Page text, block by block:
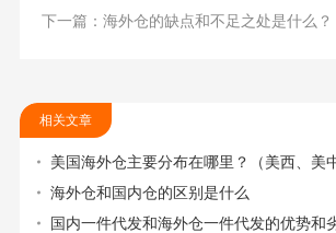
下一篇：海外仓的缺点和不足之处是什么？
相关文章
美国海外仓主要分布在哪里？（美西、美
海外仓和国内仓的区别是什么
国内一件代发和海外仓一件代发的优势和